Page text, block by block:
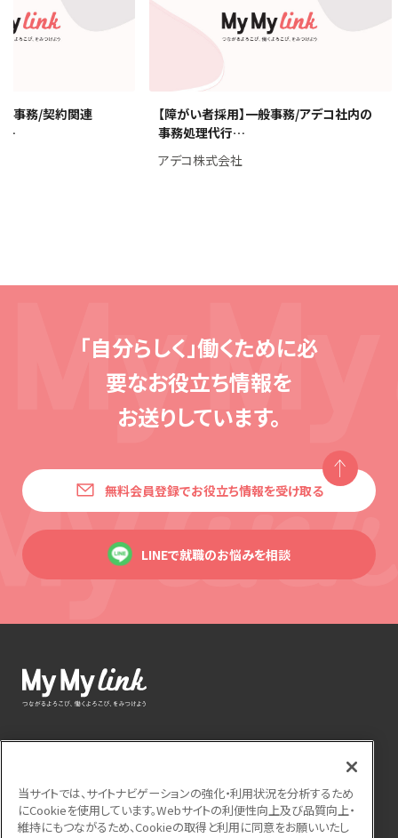
用】一般事務/契約関連
【障がい者採用】一般事務/アデコ社
事務処理代行…
アデコ株式会社
「自分らしく」働くために必
要なお役立ち情報を
お送りしています。
無料会員登録でお役立ち情報を受け取る
LINEで就職のお悩みを相談
サイトマップ よくある質問 お問い合わせ
当サイトでは、サイトナビゲーションの強化・利用状況を分析するため
にCookieを使用しています。Webサイトの利便性向上及び品質向上・
維持にもつながるため、Cookieの取得と利用に同意をお願いいたし